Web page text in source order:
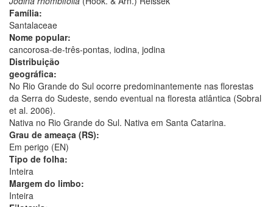
Família:
Santalaceae
Nome popular:
cancorosa-de-três-pontas, iodina, jodina
Distribuição
geográfica:
No Rio Grande do Sul ocorre predominantemente nas florestas
da Serra do Sudeste, sendo eventual na floresta atlântica (Sobral
et al. 2006).
Nativa no Rio Grande do Sul. Nativa em Santa Catarina.
Grau de ameaça (RS):
Em perigo (EN)
Tipo de folha:
Inteira
Margem do limbo:
Inteira